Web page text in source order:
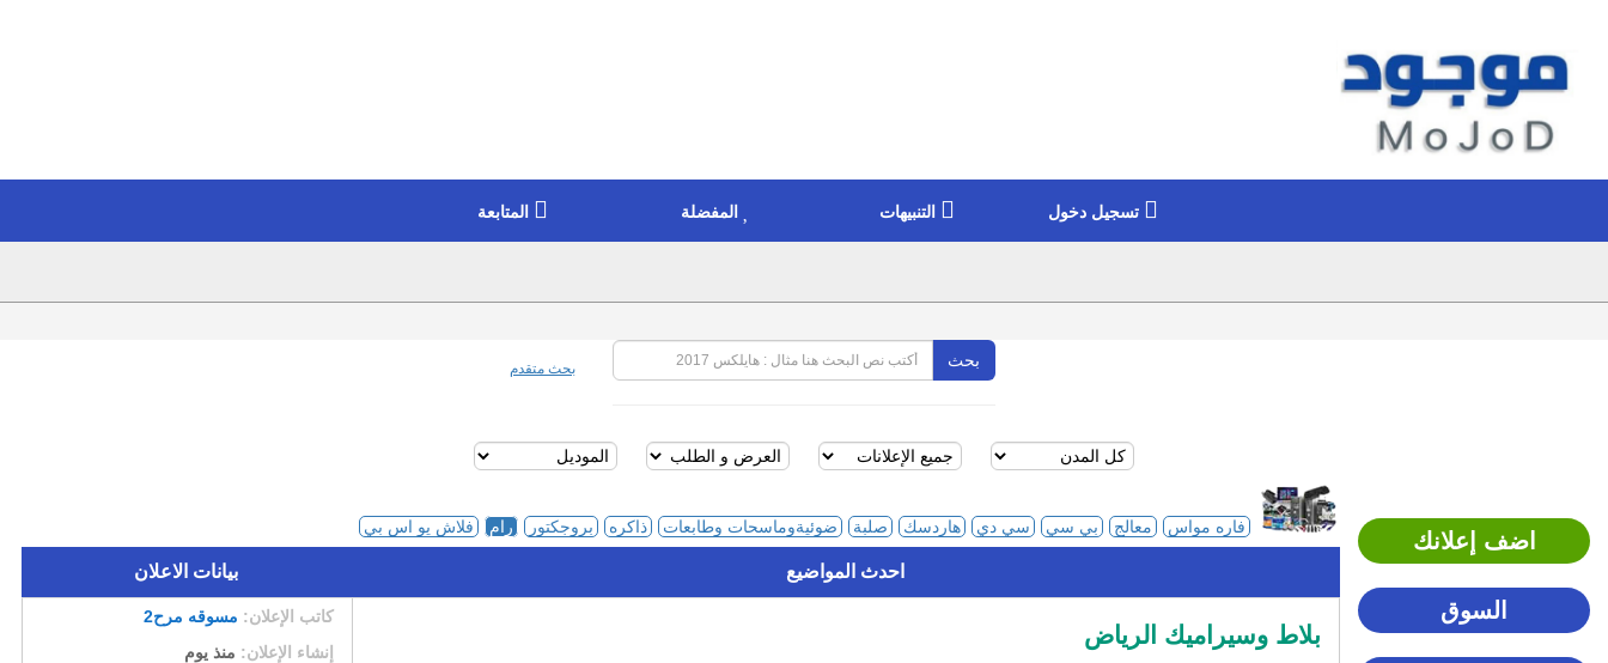
تسجيل دخول التنبيهات المفضلة المتابعة
بحث بحث متقدم
اضف إعلانك
السوق
فاره مواس معالج بي سي سي دي هاردسك صلبة ضوئيةوماسحات وطابعات ذاكره بروجكتور رام فلاش يو اس بي
احدث المواضيع بيانات الاعلان
بلاط وسيراميك الرياض
كاتب الإعلان: مسوقه مرح2
إنشاء الإعلان: منذ يوم